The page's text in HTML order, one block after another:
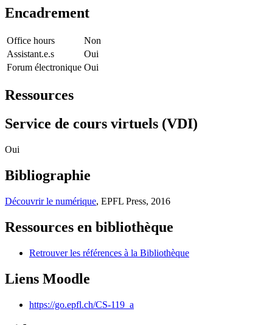
Encadrement
Office hours
Non
Assistant.e.s
Oui
Forum électronique Oui
Ressources
Service de cours virtuels (VDI)
Oui
Bibliographie
Découvrir le numérique, EPFL Press, 2016
Ressources en bibliothèque
Retrouver les références à la Bibliothèque
Liens Moodle
https://go.epfl.ch/CS-119_a